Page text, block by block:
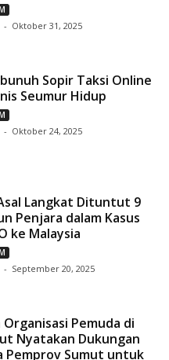
- Oktober 31, 2025
Sopir Taksi Online
Seumur Hidup
- Oktober 24, 2025
Langkat Dituntut 9
Penjara dalam Kasus
ke Malaysia
- September 20, 2025
Organisasi Pemuda di
Nyatakan Dukungan
Pemprov Sumut untuk